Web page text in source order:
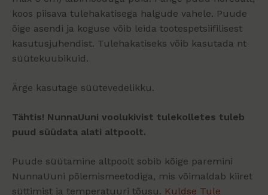
koos piisava tulehakatisega halgude vahele. Puude
õige asendi ja koguse võib leida tootespetsiifilisest
kasutusjuhendist. Tulehakatiseks võib kasutada nt
süütekuubikuid.
Ärge kasutage süütevedelikku.
Tähtis! NunnaUuni voolukivist tulekolletes tuleb
puud süüdata alati altpoolt.
Puude süütamine altpoolt sobib kõige paremini
NunnaUuni põlemismeetodiga, mis võimaldab kiiret
süttimist ja temperatuuri tõusu. Kuldse Tule